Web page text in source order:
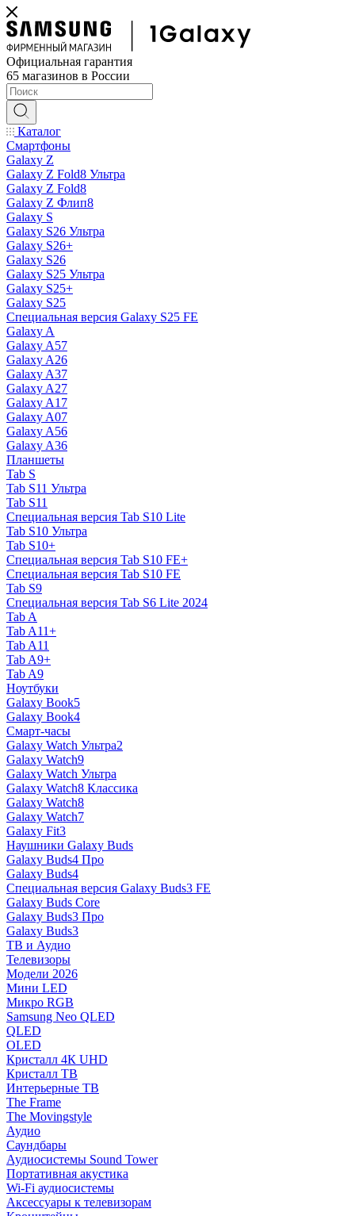
Официальная гарантия
65 магазинов в России
Каталог
Смартфоны
Galaxy Z
Galaxy Z Fold8 Ультра
Galaxy Z Fold8
Galaxy Z Флип8
Galaxy S
Galaxy S26 Ультра
Galaxy S26+
Galaxy S26
Galaxy S25 Ультра
Galaxy S25+
Galaxy S25
Специальная версия Galaxy S25 FE
Galaxy A
Galaxy A57
Galaxy A26
Galaxy A37
Galaxy A27
Galaxy A17
Galaxy A07
Galaxy A56
Galaxy A36
Планшеты
Tab S
Tab S11 Ультра
Tab S11
Специальная версия Tab S10 Lite
Tab S10 Ультра
Tab S10+
Специальная версия Tab S10 FE+
Специальная версия Tab S10 FE
Tab S9
Специальная версия Tab S6 Lite 2024
Tab A
Tab A11+
Tab A11
Tab A9+
Tab A9
Ноутбуки
Galaxy Book5
Galaxy Book4
Смарт-часы
Galaxy Watch Ультра2
Galaxy Watch9
Galaxy Watch Ультра
Galaxy Watch8 Классика
Galaxy Watch8
Galaxy Watch7
Galaxy Fit3
Наушники Galaxy Buds
Galaxy Buds4 Про
Galaxy Buds4
Специальная версия Galaxy Buds3 FE
Galaxy Buds Core
Galaxy Buds3 Про
Galaxy Buds3
ТВ и Аудио
Телевизоры
Модели 2026
Мини LED
Микро RGB
Samsung Neo QLED
QLED
OLED
Кристалл 4К UHD
Кристалл ТВ
Интерьерные ТВ
The Frame
The Movingstyle
Аудио
Саундбары
Аудиосистемы Sound Tower
Портативная акустика
Wi-Fi аудиосистемы
Аксессуары к телевизорам